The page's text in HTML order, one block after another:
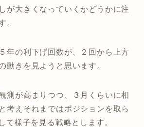
が大きくなっていくかどうかに注
。
年の利下げ回数が、２回から上方
動きを見ようと思います。
測が高まりつつ、３月くらいに相
考えそれまではポジションを取ら
て様子を見る戦略とします。